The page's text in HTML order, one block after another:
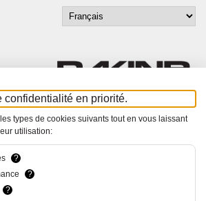
© Bucher+Walt 2011-2026
droits réservés - Informations non contractuelles
confidentialité en priorité.
types de cookies suivants tout en vous laissant
utilisation:
?
?
?